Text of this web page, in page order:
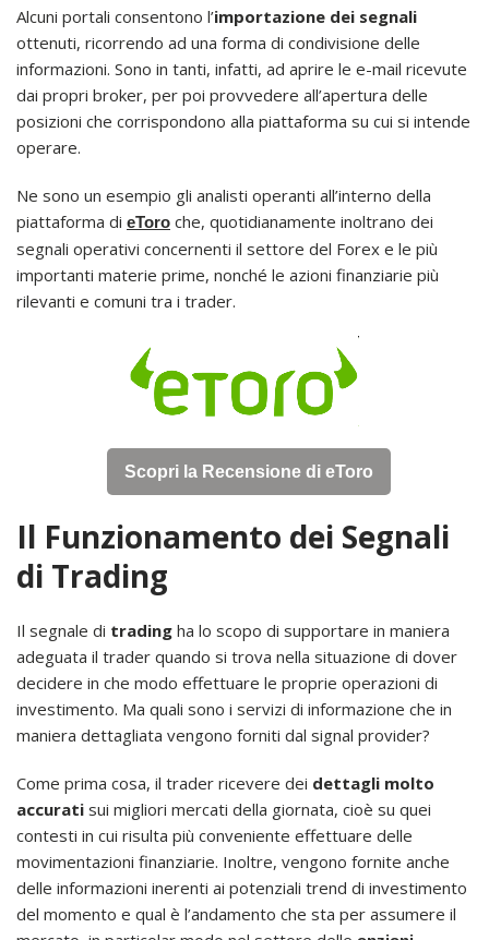
Alcuni portali consentono l’importazione dei segnali
ottenuti, ricorrendo ad una forma di condivisione delle
informazioni. Sono in tanti, infatti, ad aprire le e-mail ricevute
dai propri broker, per poi provvedere all’apertura delle
posizioni che corrispondono alla piattaforma su cui si intende
operare.
Ne sono un esempio gli analisti operanti all’interno della
piattaforma di eToro che, quotidianamente inoltrano dei
segnali operativi concernenti il settore del Forex e le più
importanti materie prime, nonché le azioni finanziarie più
rilevanti e comuni tra i trader.
Scopri la Recensione di eToro
Il Funzionamento dei Segnali
di Trading
Il segnale di trading ha lo scopo di supportare in maniera
adeguata il trader quando si trova nella situazione di dover
decidere in che modo effettuare le proprie operazioni di
investimento. Ma quali sono i servizi di informazione che in
maniera dettagliata vengono forniti dal signal provider?
Come prima cosa, il trader ricevere dei dettagli molto
accurati sui migliori mercati della giornata, cioè su quei
contesti in cui risulta più conveniente effettuare delle
movimentazioni finanziarie. Inoltre, vengono fornite anche
delle informazioni inerenti ai potenziali trend di investimento
del momento e qual è l’andamento che sta per assumere il